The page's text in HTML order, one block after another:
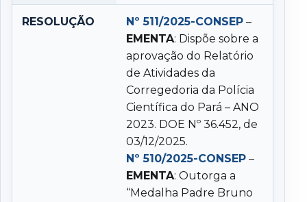
RESOLUÇÃO Nº 511/2025-CONSEP –
EMENTA: Dispõe sobre a
aprovação do Relatório
de Atividades da
Corregedoria da Polícia
Científica do Pará – ANO
2023. DOE Nº 36.452, de
03/12/2025.
Nº 510/2025-CONSEP –
EMENTA: Outorga a
“Medalha Padre Bruno